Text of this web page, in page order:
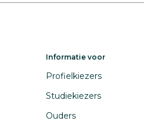
Informatie voor
Profielkiezers
Studiekiezers
Ouders